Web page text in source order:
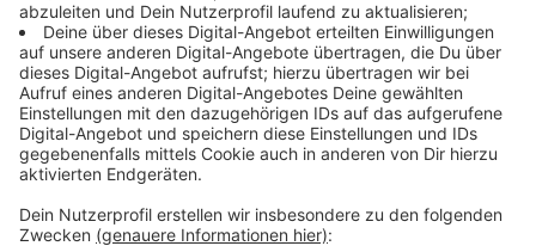
Aus Sicherheitsgründen wurden jedoch neue Aufgaben
zur Verfügung gestellt. In Krefeld und dem Kreis
Viersen treten insgesamt rund 3.000 Schüler zu den
Abiturprüfungen an.